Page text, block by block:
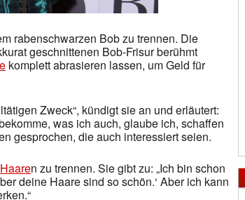
rabenschwarzen Bob zu trennen. Die
geschnittenen Bob-Frisur berühmt
komplett abrasieren lassen, um Geld für
Zweck“, kündigt sie an und erläutert:
was ich auch, glaube ich, schaffen
gesprochen, die auch interessiert seien.
Haaren zu trennen. Sie gibt zu: „Ich bin schon
deine Haare sind so schön.‘ Aber ich kann